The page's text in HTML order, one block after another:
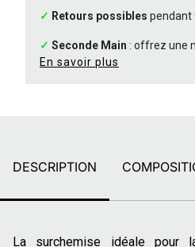
✓ Retours possibles pendant
✓ Seconde Main : offrez une
En savoir plus
DESCRIPTION
La surchemise idéale pour